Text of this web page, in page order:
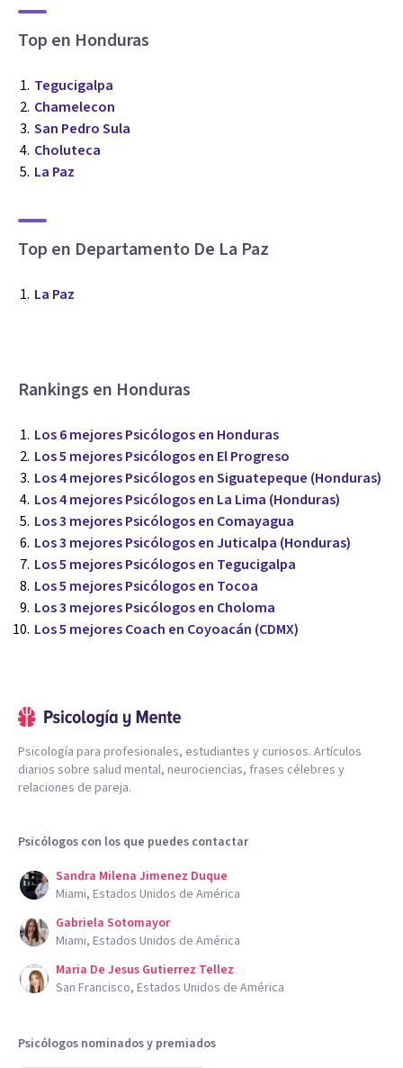
Top en Honduras
Tegucigalpa
Chamelecon
San Pedro Sula
Choluteca
La Paz
Top en Departamento De La Paz
La Paz
Rankings en Honduras
Los 6 mejores Psicólogos en Honduras
Los 5 mejores Psicólogos en El Progreso
Los 4 mejores Psicólogos en Siguatepeque (Honduras)
Los 4 mejores Psicólogos en La Lima (Honduras)
Los 3 mejores Psicólogos en Comayagua
Los 3 mejores Psicólogos en Juticalpa (Honduras)
Los 5 mejores Psicólogos en Tegucigalpa
Los 5 mejores Psicólogos en Tocoa
Los 3 mejores Psicólogos en Choloma
Los 5 mejores Coach en Coyoacán (CDMX)
Psicología para profesionales, estudiantes y curiosos. Artículos
diarios sobre salud mental, neurociencias, frases célebres y
relaciones de pareja.
Psicólogos con los que puedes contactar
Sandra Milena Jimenez Duque
Miami, Estados Unidos de América
Gabriela Sotomayor
Miami, Estados Unidos de América
Maria De Jesus Gutierrez Tellez
San Francisco, Estados Unidos de América
Psicólogos nominados y premiados